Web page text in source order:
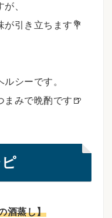
、
が引き立ちます💐
シーです。
まみで晩酌です🍺
酒蒸し】